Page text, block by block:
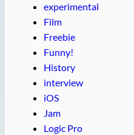
experimental
Film
Freebie
Funny!
History
interview
iOS
Jam
Logic Pro